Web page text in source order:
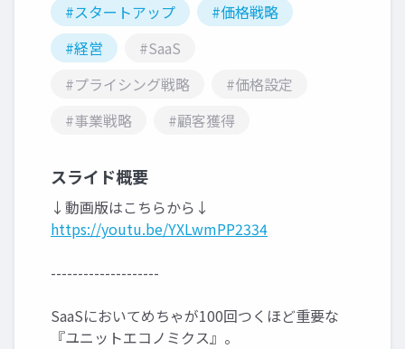
#スタートアップ
#価格戦略
#経営
#SaaS
#プライシング戦略
#価格設定
#事業戦略
#顧客獲得
スライド概要
↓動画版はこちらから↓
https://youtu.be/YXLwmPP2334
--------------------
SaaSにおいてめちゃが100回つくほど重要な
『ユニットエコノミクス』。